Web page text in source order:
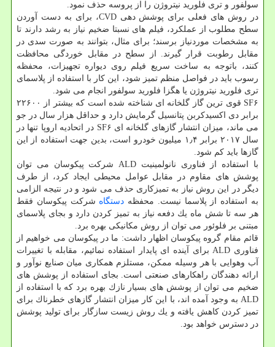
سولفور و تری فلورید نیتروژن را از پروسه حذف نمود.
در روش های فعلی برای پوشش دهی CVD، برای به دست آوردن
سطح مطلوب از عملكرد، فیلم های نسبتا ضخیم نیاز به رشد دارند تا
به مشخصات موردنیاز برسند؛ برای مثال، بتوانند به صورت سدی در
مقابل رطوبت قرار گیرند. از سطح در مقابل خوردگی محافظت
كنند، باتوجه به ساخت سریع فیلم روی دیواره تجهیزات، محفظه
رسوب باید در فواصل منظم تمیز شود، این كار با استفاده از پلاسمای
تری فلورید نیتروژن یا هگزا فلورید سولفور انجام می شود.
SF۶ قوی ترین گاز گلخانه ای شناخته شده است كه بیشتر از ۲۲۶۰۰
برابر دی اكسیدكربن پتانسیل گرمایش دارد و حداقل هزار سال در جو
می ماند، میزان انتشار گازهای گلخانه ای SF۶ در اتحادیه اروپا تنها در
سال ۲۰۱۷ برابر ۱٫۴ میلیون خودرو است، بدین جهت استفاده از این
گازها باید كم شود.
با استفاده از فناوری نانولمینیت ALD شركت پیكوسان می توان
پوشش های مقاوم در مقابل عوامل محیطی ایجاد كرد، از طرف
دیگر در این روش نیاز به تمیزكاری حذف می شود و در نتیجه الزامی
به استفاده از پلاسما نیست. محفظه دستگاه شركت پیكوسان فقط
هر سه تا شش ماه یك دفعه نیاز به تمیز كردن دارد و بجای پلاسمای
مبتنی بر فلوئور می توان از روش مكانیكی بهره برد.
قائم مقام گروه پیكوسان اظهار داشت: ما در پیكوسان می خواهیم از
فناوری ALD برای آینده ای پایدار استفاده نمائیم، مقابله با تغییرات
آب وهوایی با هر وسیله ممكن، مستلزم همكاری میان صنایع نوآور و
ارائه دهندگان راهكارهای صنعتی است. بجای استفاده از پوشش های
ضخیم می توان از پوشش های بسیار نازك بهره برد كه با استفاده از
ALD به وجود آمده اند، با این كار میزان انتشار گازهای خطرناك برای
تمیز كردن كاهش یافته و یك روش زیست سازگار برای تولید پوشش
در دسترس خواهد بود.